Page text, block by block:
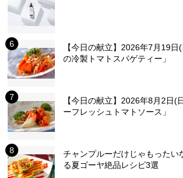
【今日の献立】2026年7月19
の冷製トマトスパゲティー」
【今日の献立】2026年8月2日(
ーフレッシュトマトソース」
チャンプルーだけじゃもったい
る夏ゴーヤ絶品レシピ3選